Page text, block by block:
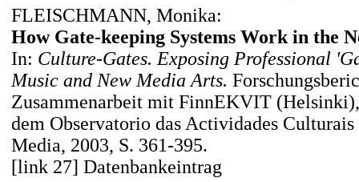
FLEISCHMANN, Monika:
How Gate-keeping Systems Work in the
In: Culture-Gates. Exposing Professional
Music and New Media Arts.
Zusammenarbeit mit FinnEKVIT
dem Observatorio das Actividades
Media, 2003, S. 361-395.
[link 27] Datenbankeintrag